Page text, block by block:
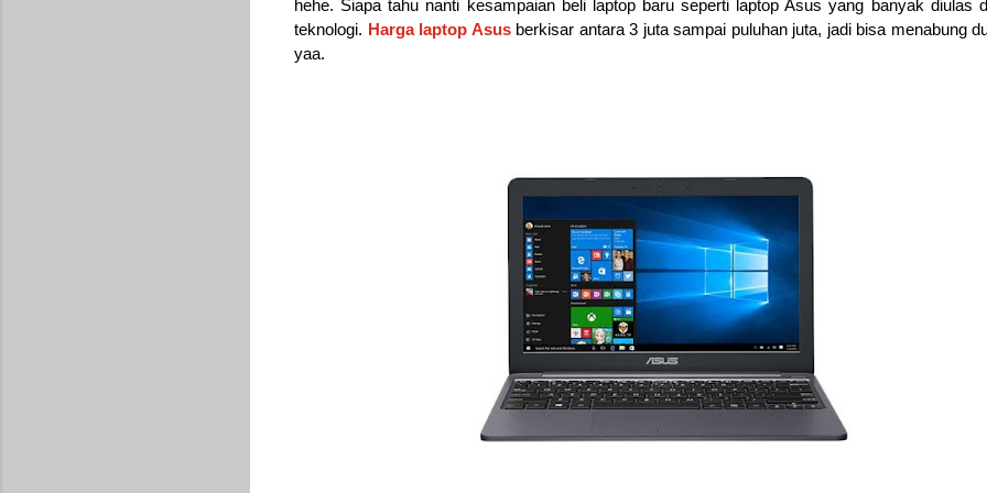
hehe. Siapa tahu nanti kesampaian beli laptop baru seperti laptop Asus yang banyak diulas
teknologi. Harga laptop Asusberkisar antara 3 juta sampai puluhan juta, jadi bisa menabung
yaa.